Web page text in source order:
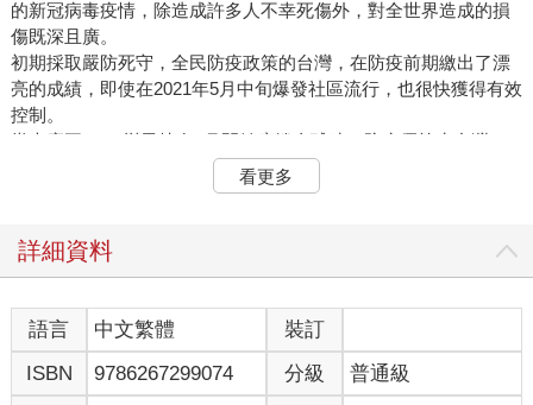
的新冠病毒疫情，除造成許多人不幸死傷外，對全世界造成的損
傷既深且廣。
初期採取嚴防死守，全民防疫政策的台灣，在防疫前期繳出了漂
亮的成績，即使在2021年5月中旬爆發社區流行，也很快獲得有效
控制。
當大魔王Delta變異株在7月開始席捲全球時，防疫優等生台灣一
樣守得很好。11月Omicron病毒變異株出現，並在12月成為新的
強勢病毒，傳播速度更快，更多人被傳染確診。據衛福部疾管署
其中死亡的病例有6,996,769例；其中台灣確診病例有10,143,788
為，倡導扶持及充實大家的正氣，潔淨身心，不但能與病毒「和
平相處，各安其位」，更能帶動集體向善、崇善的環境，令人心
思回穩向善。社會正氣充盈，才是最有效的防疫策略。
看更多
詳細資料
語言 中文繁體
裝訂
ISBN
9786267299074 分級 普通級